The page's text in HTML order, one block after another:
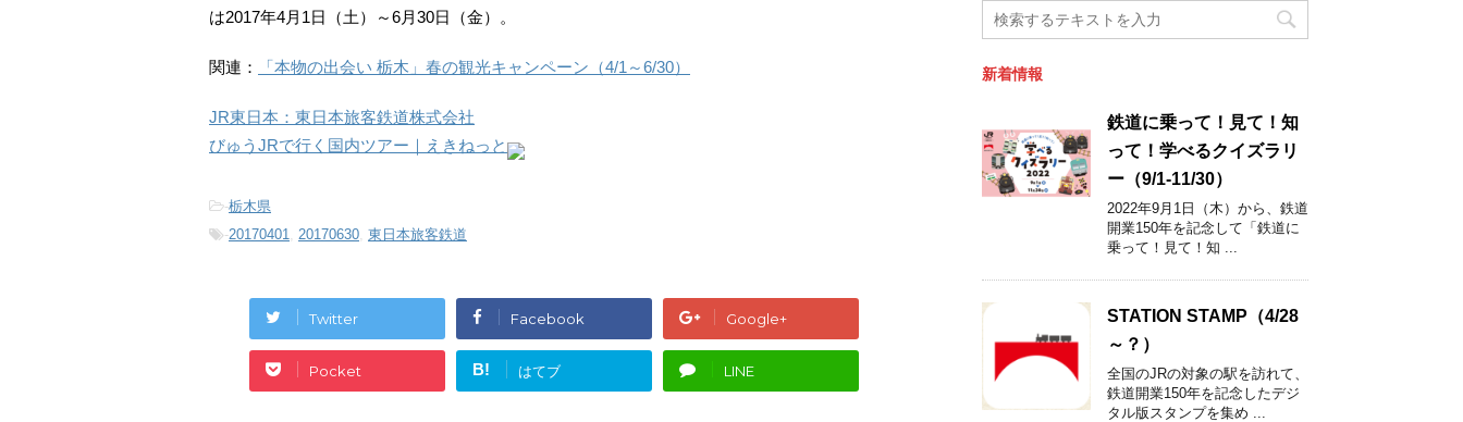
は2017年4月1日（土）～6月30日（金）。
関連： 「本物の出会い 栃木」春の観光キャンペーン（4/1～6/30）
JR東日本：東日本旅客鉄道株式会社
びゅうJRで行く国内ツアー｜えきねっと
-栃木県
-20170401, 20170630, 東日本旅客鉄道
Twitter Facebook Google+
Pocket B! はてブ LINE
新着情報
鉄道に乗って！見て！知
って！学べるクイズラリ
ー（9/1-11/30）
2022年9月1日（木）から、鉄道
開業150年を記念して「鉄道に
乗って！見て！知 ...
STATION STAMP（4/28
～？）
全国のJRの対象の駅を訪れて、
鉄道開業150年を記念したデジ
タル版スタンプを集め ...